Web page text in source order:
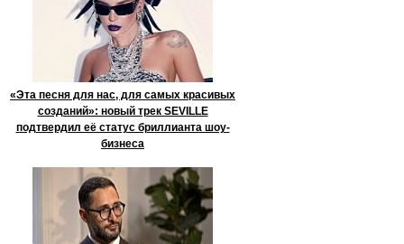
«Эта песня для нас, для самых красивых
созданий»: новый трек SEVILLE
подтвердил её статус бриллианта шоу-
бизнеса